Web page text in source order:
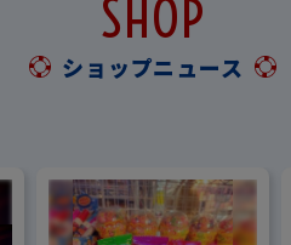
SHOP
ショップニュース